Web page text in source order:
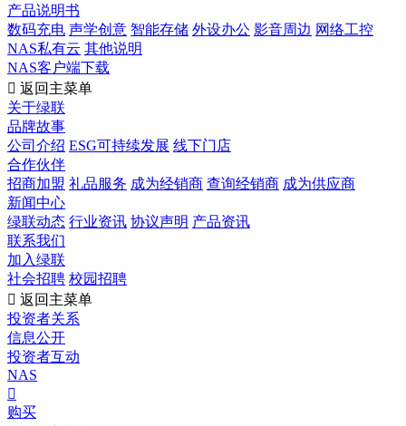
产品说明书
数码充电 声学创意 智能存储 外设办公 影音周边 网络工控
NAS私有云 其他说明
NAS客户端下载
 返回主菜单
关于绿联
品牌故事
公司介绍 ESG可持续发展 线下门店
合作伙伴
招商加盟 礼品服务 成为经销商 查询经销商 成为供应商
新闻中心
绿联动态 行业资讯 协议声明 产品资讯
联系我们
加入绿联
社会招聘 校园招聘
 返回主菜单
投资者关系
信息公开
投资者互动
NAS

购买